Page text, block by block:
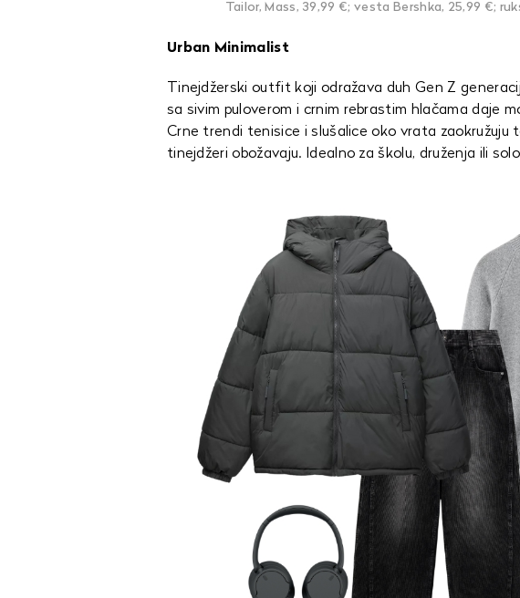
Tailor, Mass, 39,99 €; vesta Bershka, 25,99 €;
Urban Minimalist
Tinejdžerski outfit koji odražava duh Gen Z
sa sivim puloverom i crnim rebrastim hlačama daje
Crne trendi tenisice i slušalice oko vrata zaokružuju
tinejdžeri obožavaju. Idealno za školu, druženja ili